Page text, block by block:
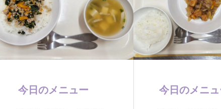
今日のメニュー 今日のメニ